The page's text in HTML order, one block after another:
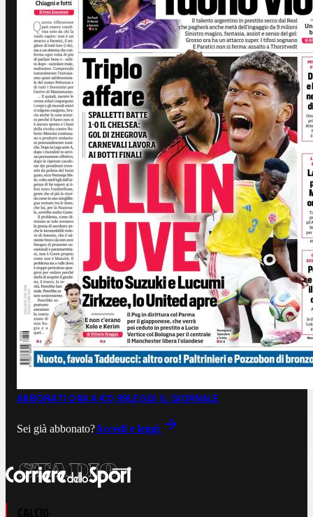
ABBONATI ORA A €0,99LEGGI IL GIORNALE
Sei già abbonato?Accedi e leggi